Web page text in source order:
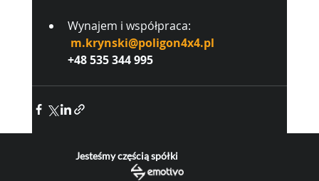
Wynajem i współpraca:
m.krynski@poligon4x4.pl
+48 535 344 995
Jesteśmy częścią spółki